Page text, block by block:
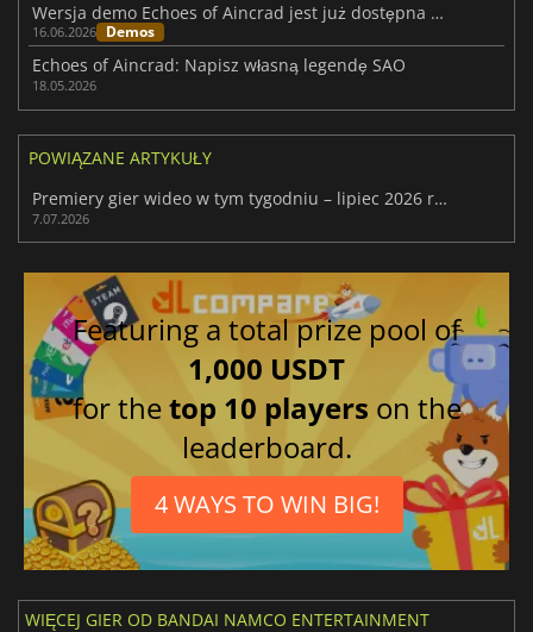
Wersja demo Echoes of Aincrad jest już dostępna na Steamie przed premierą
16.06.2026 Demos
Echoes of Aincrad: Napisz własną legendę SAO
18.05.2026
POWIĄZANE ARTYKUŁY
Premiery gier wideo w tym tygodniu – lipiec 2026 r. (28. tydzień)
7.07.2026
Featuring a total prize pool of
1,000 USDT
for thetop 10 players on the
leaderboard.
4 WAYS TO WIN BIG!
WIĘCEJ GIER OD BANDAI NAMCO ENTERTAINMENT